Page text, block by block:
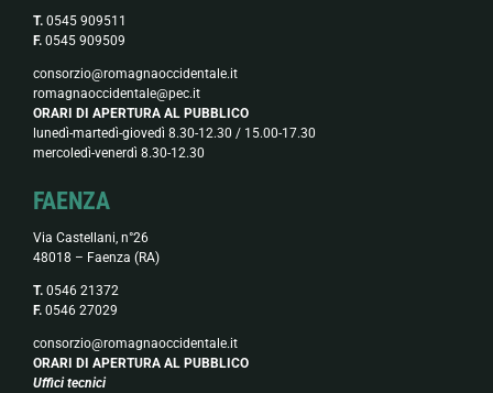
T.0545 909511
F.0545 909509
consorzio@romagnaoccidentale.it
romagnaoccidentale@pec.it
ORARI DI APERTURA AL PUBBLICO
lunedì-martedì-giovedì 8.30-12.30 / 15.00-17.30
mercoledì-venerdì 8.30-12.30
FAENZA
Via Castellani, n°26
48018 – Faenza (RA)
T.0546 21372
F.0546 27029
consorzio@romagnaoccidentale.it
ORARI DI APERTURA AL PUBBLICO
Uffici tecnici